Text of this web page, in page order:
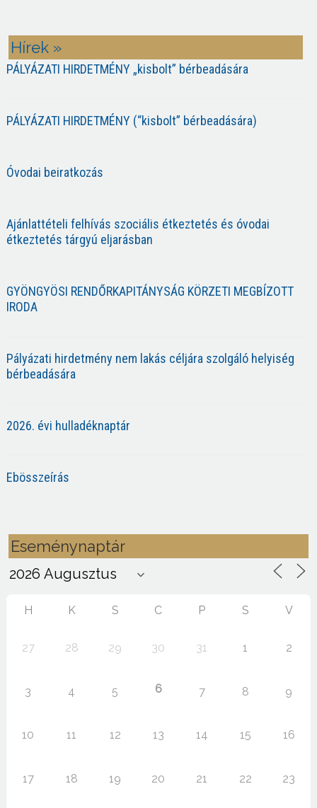
Hírek »
PÁLYÁZATI HIRDETMÉNY „kisbolt” bérbeadására
PÁLYÁZATI HIRDETMÉNY (“kisbolt” bérbeadására)
Óvodai beiratkozás
Ajánlattételi felhívás szociális étkeztetés és óvodai
étkeztetés tárgyú eljarásban
GYÖNGYÖSI RENDŐRKAPITÁNYSÁG KÖRZETI MEGBÍZOTT
IRODA
Pályázati hirdetmény nem lakás céljára szolgáló helyiség
bérbeadására
2026. évi hulladéknaptár
Ebösszeírás
Eseménynaptár
H K S C P S V
27 28 29 30 31 1 2
3 4 5 6 7 8 9
10 11 12 13 14 15 16
17 18 19 20 21 22 23